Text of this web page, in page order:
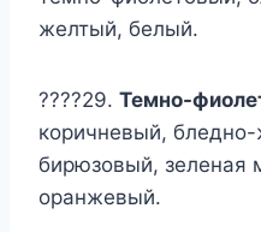
желтый, белый.
????29. Темно-
коричневый,
бирюзовый, зеленая
оранжевый.